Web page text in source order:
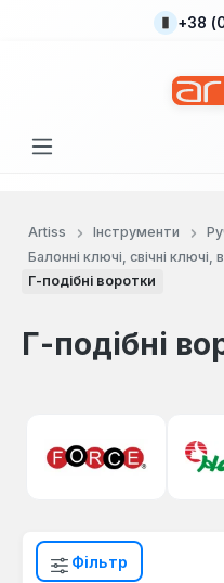
Перейти до основного
+38
Artiss Інструменти
Балонні ключі, свічні
Г-подібні воротки
Г-подібні
Фільтр